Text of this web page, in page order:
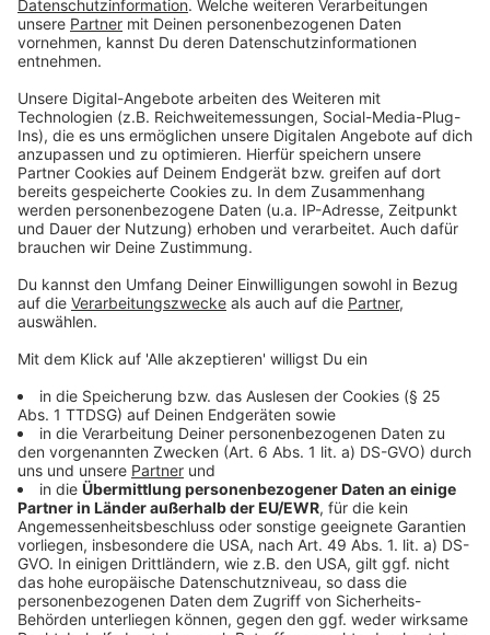
In Sachen Transparenz, zum Beispiel durch ein
Lobbyregister, sei es wichtig einen Weg zu gehen, der
noch eine "vernünftige Arbeit" zuließe, so Jarzombek
weiter.
Anzeige
FDP-Chef Christian Lindner forderte die Einrichtung
eines Sonderermittlers, um die Affäre um Provisionen
von Bundestagsabgeordneten bei der Beschaffung
«Mannheimer Morgen» (Dienstag) sagte er: «Zum
Beispiel ein ehemaliges Mitglied des
Verfassungsgerichts könnte mit Akteneinsicht
aufklären, ob bei den Beschaffungsvorhaben seit
Beginn der Pandemie alles mit rechten Dingen
zugegangen ist.» Ein entsprechender Bericht könnte
nach Lindners Worten noch vor der Bundestagswahl im
September alle Zweifel ausräumen. Ähnlich äußerte
sich Lindner in der «Heilbronner Stimme» (Dienstag).
Anzeige